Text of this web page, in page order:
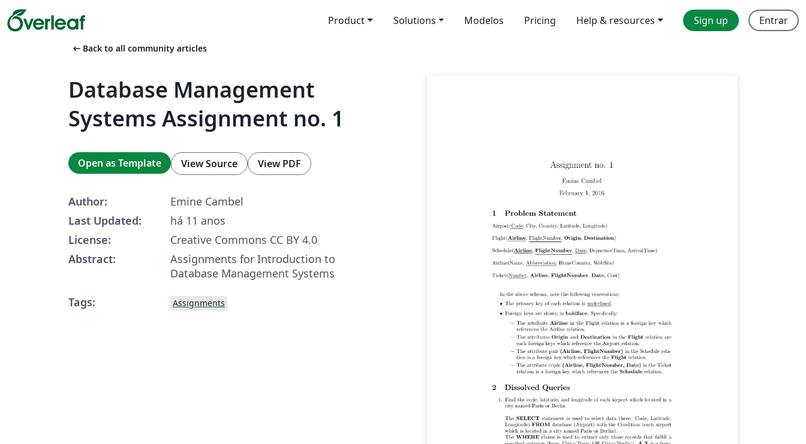
Product Solutions Modelos Pricing Help & resources Sign up Entrar
arrow_left_alt Back to all community articles
Database Management
Systems Assignment no. 1
Open as Template View Source View PDF
Author:
Emine Cambel
Last Updated:
há 11 anos
License:
Creative Commons CC BY 4.0
Abstract:
Assignments for Introduction to
Database Management Systems
Tags:
Assignments